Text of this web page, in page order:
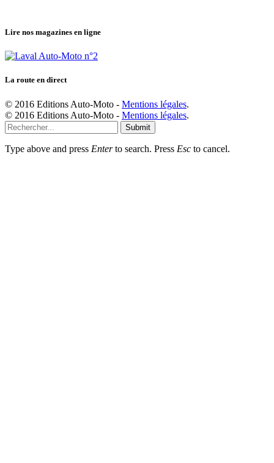
Lire nos magazines en ligne
La route en direct
© 2016 Editions Auto-Moto - Mentions légales.
© 2016 Editions Auto-Moto - Mentions légales.
Submit
Type above and press Enterto search. Press Esc to cancel.